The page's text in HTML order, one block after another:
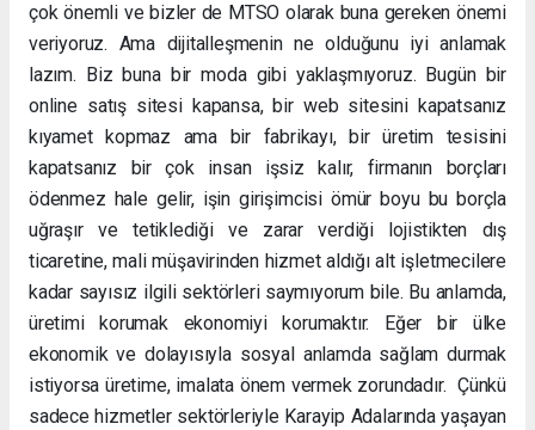
çok önemli ve bizler de MTSO olarak buna gereken önemi
veriyoruz. Ama dijitalleşmenin ne olduğunu iyi anlamak
lazım. Biz buna bir moda gibi yaklaşmıyoruz. Bugün bir
online satış sitesi kapansa, bir web sitesini kapatsanız
kıyamet kopmaz ama bir fabrikayı, bir üretim tesisini
kapatsanız bir çok insan işsiz kalır, firmanın borçları
ödenmez hale gelir, işin girişimcisi ömür boyu bu borçla
uğraşır ve tetiklediği ve zarar verdiği lojistikten dış
ticaretine, mali müşavirinden hizmet aldığı alt işletmecilere
kadar sayısız ilgili sektörleri saymıyorum bile. Bu anlamda,
üretimi korumak ekonomiyi korumaktır. Eğer bir ülke
ekonomik ve dolayısıyla sosyal anlamda sağlam durmak
istiyorsa üretime, imalata önem vermek zorundadır. Çünkü
sadece hizmetler sektörleriyle Karayip Adalarında yaşayan